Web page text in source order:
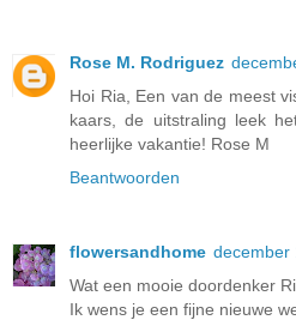
Rose M. Rodriguez
Hoi Ria, Een van de meest
kaars, de uitstraling leek
heerlijke vakantie! Rose M
Beantwoorden
flowersandhome december
Wat een mooie doordenker
Ik wens je een fijne nieuwe